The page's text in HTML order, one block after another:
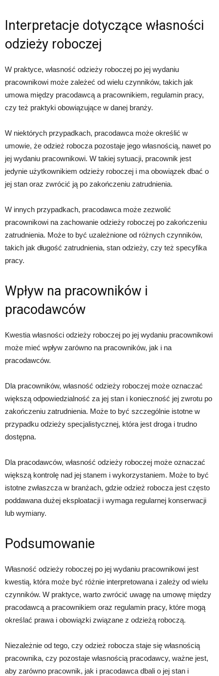
Interpretacje dotyczące własności
odzieży roboczej
W praktyce, własność odzieży roboczej po jej wydaniu
pracownikowi może zależeć od wielu czynników, takich jak
umowa między pracodawcą a pracownikiem, regulamin pracy,
czy też praktyki obowiązujące w danej branży.
W niektórych przypadkach, pracodawca może określić w
umowie, że odzież robocza pozostaje jego własnością, nawet po
jej wydaniu pracownikowi. W takiej sytuacji, pracownik jest
jedynie użytkownikiem odzieży roboczej i ma obowiązek dbać o
jej stan oraz zwrócić ją po zakończeniu zatrudnienia.
W innych przypadkach, pracodawca może zezwolić
pracownikowi na zachowanie odzieży roboczej po zakończeniu
zatrudnienia. Może to być uzależnione od różnych czynników,
takich jak długość zatrudnienia, stan odzieży, czy też specyfika
pracy.
Wpływ na pracowników i
pracodawców
Kwestia własności odzieży roboczej po jej wydaniu pracownikowi
może mieć wpływ zarówno na pracowników, jak i na
pracodawców.
Dla pracowników, własność odzieży roboczej może oznaczać
większą odpowiedzialność za jej stan i konieczność jej zwrotu po
zakończeniu zatrudnienia. Może to być szczególnie istotne w
przypadku odzieży specjalistycznej, która jest droga i trudno
dostępna.
Dla pracodawców, własność odzieży roboczej może oznaczać
większą kontrolę nad jej stanem i wykorzystaniem. Może to być
istotne zwłaszcza w branżach, gdzie odzież robocza jest często
poddawana dużej eksploatacji i wymaga regularnej konserwacji
lub wymiany.
Podsumowanie
Własność odzieży roboczej po jej wydaniu pracownikowi jest
kwestią, która może być różnie interpretowana i zależy od wielu
czynników. W praktyce, warto zwrócić uwagę na umowę między
pracodawcą a pracownikiem oraz regulamin pracy, które mogą
określać prawa i obowiązki związane z odzieżą roboczą.
Niezależnie od tego, czy odzież robocza staje się własnością
pracownika, czy pozostaje własnością pracodawcy, ważne jest,
aby zarówno pracownik, jak i pracodawca dbali o jej stan i